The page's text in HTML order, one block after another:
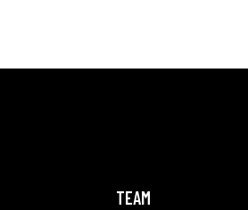
TEAM